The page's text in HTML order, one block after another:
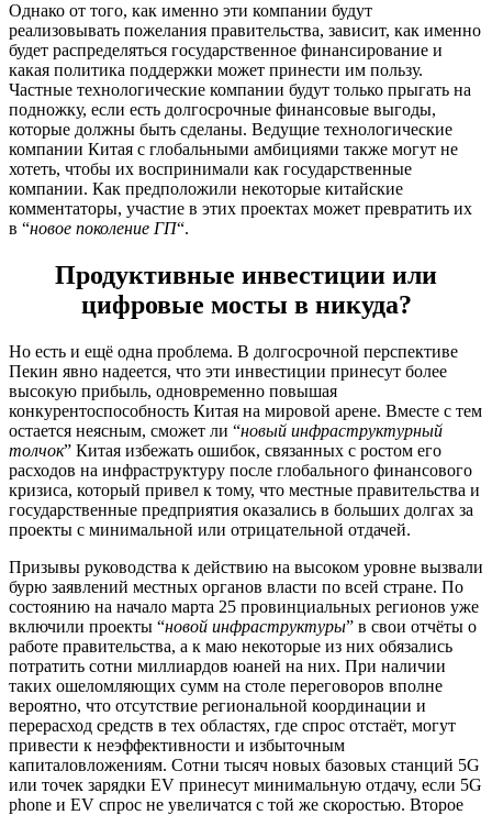
Однако от того, как именно эти компании будут
реализовывать пожелания правительства, зависит, как именно
будет распределяться государственное финансирование и
какая политика поддержки может принести им пользу.
Частные технологические компании будут только прыгать на
подножку, если есть долгосрочные финансовые выгоды,
которые должны быть сделаны. Ведущие технологические
компании Китая с глобальными амбициями также могут не
хотеть, чтобы их воспринимали как государственные
компании. Как предположили некоторые китайские
комментаторы, участие в этих проектах может превратить их
в “новое поколение ГП“.
Продуктивные инвестиции или
цифровые мосты в никуда?
Но есть и ещё одна проблема. В долгосрочной перспективе
Пекин явно надеется, что эти инвестиции принесут более
высокую прибыль, одновременно повышая
конкурентоспособность Китая на мировой арене. Вместе с тем
остается неясным, сможет ли “новый инфраструктурный
толчок” Китая избежать ошибок, связанных с ростом его
расходов на инфраструктуру после глобального финансового
кризиса, который привел к тому, что местные правительства и
государственные предприятия оказались в больших долгах за
проекты с минимальной или отрицательной отдачей.
Призывы руководства к действию на высоком уровне вызвали
бурю заявлений местных органов власти по всей стране. По
состоянию на начало марта 25 провинциальных регионов уже
включили проекты “новой инфраструктуры” в свои отчёты о
работе правительства, а к маю некоторые из них обязались
потратить сотни миллиардов юаней на них. При наличии
таких ошеломляющих сумм на столе переговоров вполне
вероятно, что отсутствие региональной координации и
перерасход средств в тех областях, где спрос отстаёт, могут
привести к неэффективности и избыточным
капиталовложениям. Сотни тысяч новых базовых станций 5G
или точек зарядки EV принесут минимальную отдачу, если 5G
phone и EV спрос не увеличатся с той же скоростью. Второе